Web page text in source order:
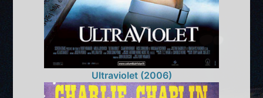
Ultraviolet (2006)